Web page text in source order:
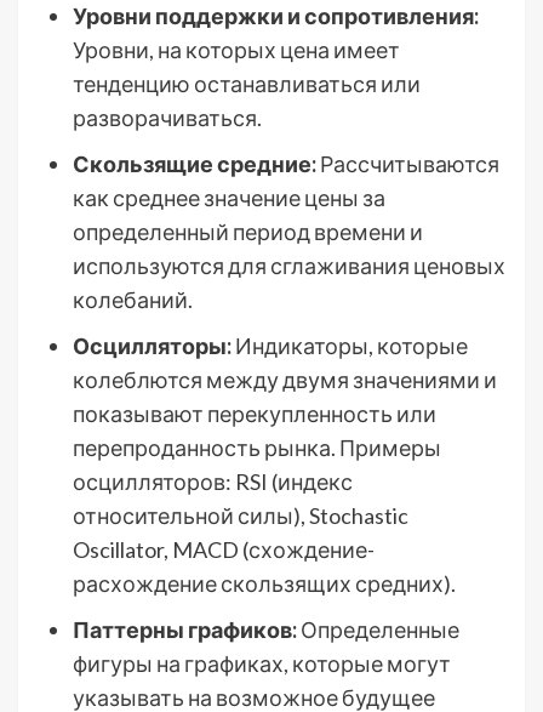
Уровни поддержки и сопротивления:
Уровни, на которых цена имеет
тенденцию останавливаться или
разворачиваться.
Скользящие средние:Рассчитываются
как среднее значение цены за
определенный период времени и
используются для сглаживания ценовых
колебаний.
Осцилляторы:Индикаторы, которые
колеблются между двумя значениями и
показывают перекупленность или
перепроданность рынка. Примеры
осцилляторов: RSI (индекс
относительной силы), Stochastic
Oscillator, MACD (схождение-
расхождение скользящих средних).
Паттерны графиков:Определенные
фигуры на графиках, которые могут
указывать на возможное будущее